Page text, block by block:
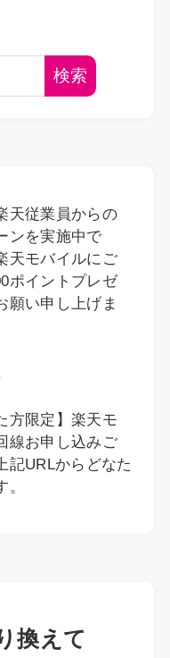
検索
天従業員からの
ンを実施中で
天モバイルにご
ポイントプレゼ
願い申し上げま
方限定】楽天モ
線お申し込みご
記URLからどなた
換えて